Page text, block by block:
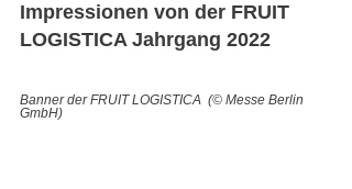
Impressionen von der FRUIT
LOGISTICA Jahrgang 2022
Banner der FRUIT LOGISTICA  (© Messe Berlin
GmbH)